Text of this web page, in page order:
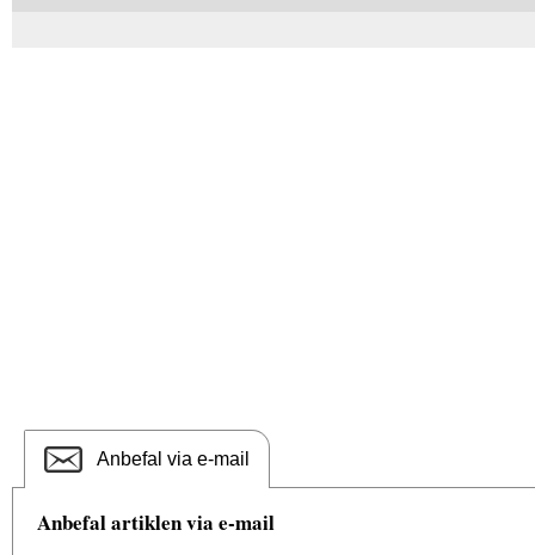
Anbefal via e-mail
Anbefal artiklen via e-mail